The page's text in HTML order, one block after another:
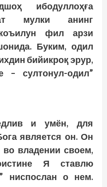
ибодуллоҳға
мулки анинг
фил арзи
Буким, одил
бийикроқ эрур,
– султонул-одил”
и умён, для
является он. Он
владении своем,
Я ставлю
ниспослан о нем.